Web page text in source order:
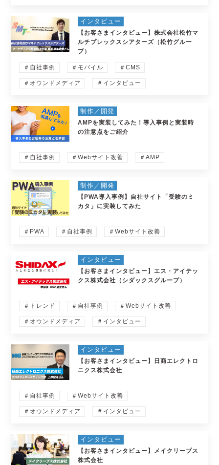
インタビュー
【お客さまインタビュー】株式会社松竹マ
ルチプレックスシアターズ（松竹グルー
プ）
＃自社事例 ＃モバイル ＃CMS
＃オウンドメディア ＃インタビュー
制作／開発
AMPを実装してみた！導入事例と実装時
の注意点をご紹介
＃自社事例 ＃Webサイト改善 ＃AMP
制作／開発
【PWA導入事例】自社サイト「受験のミ
カタ」に実装してみた
＃PWA ＃自社事例 ＃Webサイト改善
インタビュー
【お客さまインタビュー】エス・アイテッ
クス株式会社（シダックスグループ）
＃トレンド ＃自社事例 ＃Webサイト改善
＃オウンドメディア ＃インタビュー
インタビュー
【お客さまインタビュー】日商エレクトロ
ニクス株式会社
＃自社事例 ＃Webサイト改善
＃オウンドメディア ＃インタビュー
インタビュー
【お客さまインタビュー】メイクリープス
株式会社